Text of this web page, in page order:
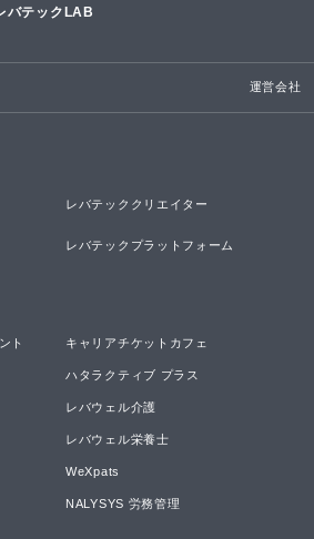
バテックLAB
運営会社
レバテッククリエイター
レバテックプラットフォーム
ト キャリアチケットカフェ
ハタラクティブ プラス
レバウェル介護
レバウェル栄養士
WeXpats
NALYSYS 労務管理